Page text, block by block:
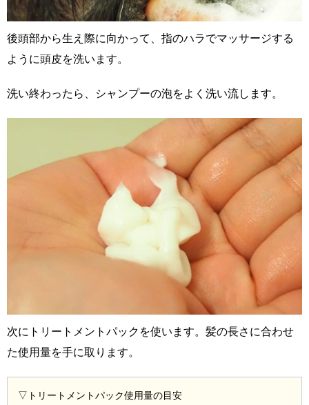
後頭部から生え際に向かって、指のハラでマッサージする
ように頭皮を洗います。
洗い終わったら、シャンプーの泡をよく洗い流します。
次にトリートメントパックを使います。髪の長さに合わせ
た使用量を手に取ります。
▽トリートメントパック使用量の目安